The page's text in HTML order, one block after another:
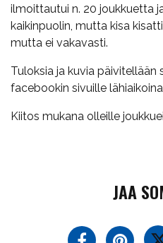
ilmoittautui n. 20 joukkuetta
kaikinpuolin, mutta kisa
mutta ei vakavasti.
Tuloksia ja kuvia päivitellään
facebookin sivuille
Kiitos mukana olleille
JAA